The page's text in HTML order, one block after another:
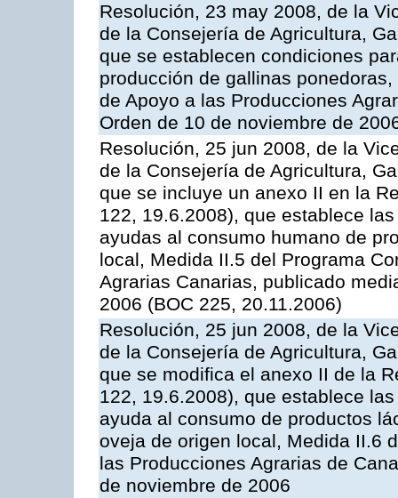
Resolución, 23 may 2008, de la
de la Consejería de Agricultura,
que se establecen condiciones
producción de gallinas
de Apoyo a las Producciones
Orden de 10 de noviembre de
Resolución, 25 jun 2008, de la
de la Consejería de Agricultura,
que se incluye un anexo II en la
122, 19.6.2008), que establece
ayudas al consumo humano de
local, Medida II.5 del Programa
Agrarias Canarias, publicado
2006 (BOC 225, 20.11.2006)
Resolución, 25 jun 2008, de la
de la Consejería de Agricultura,
que se modifica el anexo II de la
122, 19.6.2008), que establece
ayuda al consumo de productos
oveja de origen local, Medida II.6
las Producciones Agrarias de
de noviembre de 2006